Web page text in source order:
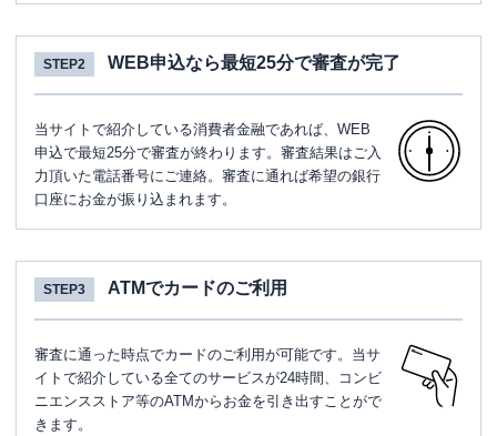
STEP2 WEB申込なら最短25分で審査が完了
当サイトで紹介している消費者金融であれば、WEB
申込で最短25分で審査が終わります。審査結果はご入
力頂いた電話番号にご連絡。審査に通れば希望の銀行
口座にお金が振り込まれます。
STEP3 ATMでカードのご利用
審査に通った時点でカードのご利用が可能です。当サ
イトで紹介している全てのサービスが24時間、コンビ
ニエンスストア等のATMからお金を引き出すことがで
きます。